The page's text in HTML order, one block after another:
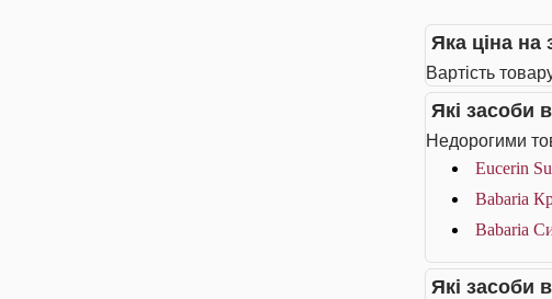
Яка ціна на
Вартість
Які засоби
Недорогими
Eucerin
Babaria
Babaria
Які засоби